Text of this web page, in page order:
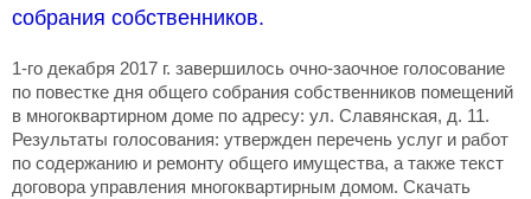
собрания собственников.
1-го декабря 2017 г. завершилось очно-заочное голосование
по повестке дня общего собрания собственников помещений
в многоквартирном доме по адресу: ул. Славянская, д. 11.
Результаты голосования: утвержден перечень услуг и работ
по содержанию и ремонту общего имущества, а также текст
договора управления многоквартирным домом. Скачать